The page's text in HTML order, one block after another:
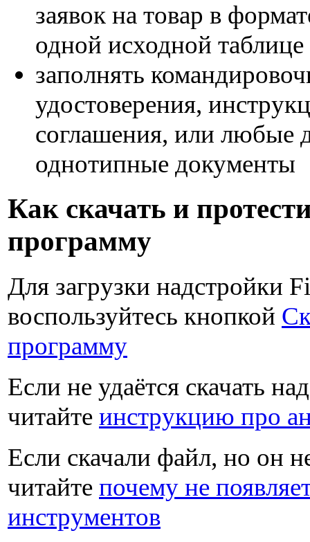
заявок на товар в
одной исходной
заполнять
удостоверения,
соглашения, или любые
однотипные документы
Как скачать и
программу
Для загрузки надстройки
воспользуйтесь кнопкой
программу
Если не удаётся скачать
читайте инструкцию про
Если скачали файл, но он
читайте почему не
инструментов